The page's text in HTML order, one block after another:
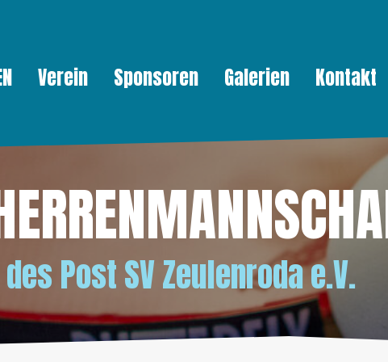
Verein Sponsoren Galerien Kontakt
des Post SV Zeulenroda e.V.